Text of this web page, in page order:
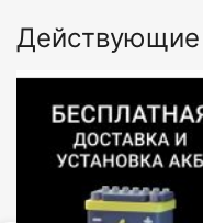
Действующие